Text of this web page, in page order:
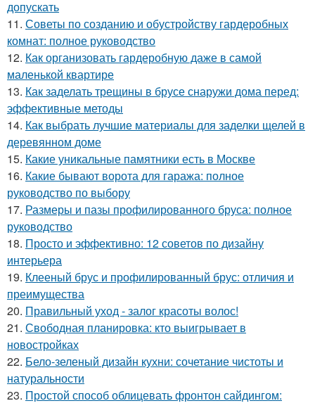
допускать
11. Советы по созданию и обустройству гардеробных
комнат: полное руководство
12. Как организовать гардеробную даже в самой
маленькой квартире
13. Как заделать трещины в брусе снаружи дома перед:
эффективные методы
14. Как выбрать лучшие материалы для заделки щелей в
деревянном доме
15. Какие уникальные памятники есть в Москве
16. Какие бывают ворота для гаража: полное
руководство по выбору
17. Размеры и пазы профилированного бруса: полное
руководство
18. Просто и эффективно: 12 советов по дизайну
интерьера
19. Клееный брус и профилированный брус: отличия и
преимущества
20. Правильный уход - залог красоты волос!
21. Свободная планировка: кто выигрывает в
новостройках
22. Бело-зеленый дизайн кухни: сочетание чистоты и
натуральности
23. Простой способ облицевать фронтон сайдингом: